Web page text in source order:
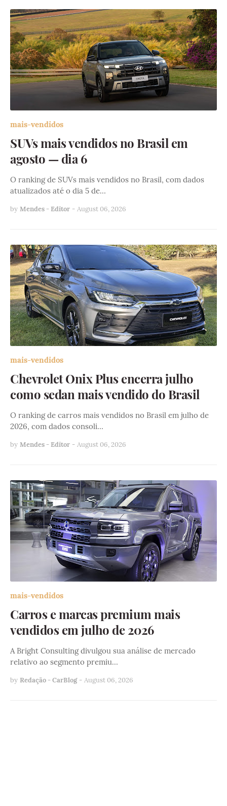
mais-vendidos
SUVs mais vendidos no Brasil em
agosto — dia 6
O ranking de SUVs mais vendidos no Brasil, com dados
atualizados até o dia 5 de…
by Mendes - Editor - August 06, 2026
mais-vendidos
Chevrolet Onix Plus encerra julho
como sedan mais vendido do Brasil
O ranking de carros mais vendidos no Brasil em julho de
2026, com dados consoli…
by Mendes - Editor - August 06, 2026
mais-vendidos
Carros e marcas premium mais
vendidos em julho de 2026
A Bright Consulting divulgou sua análise de mercado
relativo ao segmento premiu…
by Redação - CarBlog - August 06, 2026